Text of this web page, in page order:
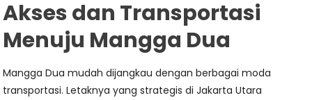
Akses dan Transportasi
Menuju Mangga Dua
Mangga Dua mudah dijangkau dengan berbagai moda
transportasi. Letaknya yang strategis di Jakarta Utara